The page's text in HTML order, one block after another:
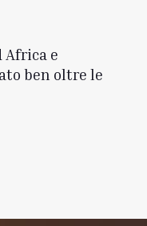
Africa e
ben oltre le